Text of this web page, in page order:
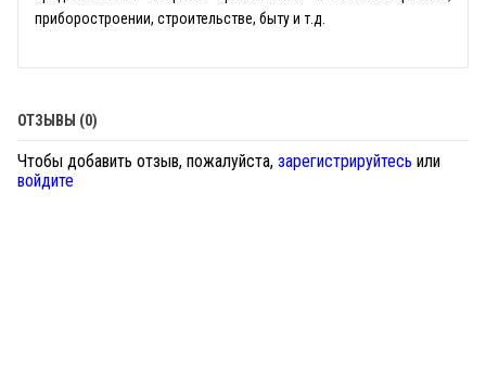
приборостроении, строительстве, быту и т.д.
ОТЗЫВЫ (0)
Чтобы добавить отзыв, пожалуйста, зарегистрируйтесь или
войдите